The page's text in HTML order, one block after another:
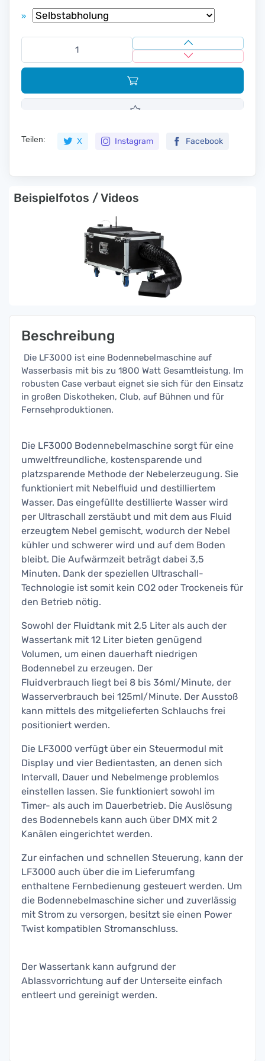
»
Teilen: X Instagram Facebook
Beispielfotos / Videos
Beschreibung
Die LF3000 ist eine Bodennebelmaschine auf
Wasserbasis mit bis zu 1800 Watt Gesamtleistung. Im
robusten Case verbaut eignet sie sich für den Einsatz
in großen Diskotheken, Club, auf Bühnen und für
Fernsehproduktionen.
Die LF3000 Bodennebelmaschine sorgt für eine
umweltfreundliche, kostensparende und
platzsparende Methode der Nebelerzeugung. Sie
funktioniert mit Nebelfluid und destilliertem
Wasser. Das eingefüllte destillierte Wasser wird
per Ultraschall zerstäubt und mit dem aus Fluid
erzeugtem Nebel gemischt, wodurch der Nebel
kühler und schwerer wird und auf dem Boden
bleibt. Die Aufwärmzeit beträgt dabei 3,5
Minuten. Dank der speziellen Ultraschall-
Technologie ist somit kein CO2 oder Trockeneis für
den Betrieb nötig.
Sowohl der Fluidtank mit 2,5 Liter als auch der
Wassertank mit 12 Liter bieten genügend
Volumen, um einen dauerhaft niedrigen
Bodennebel zu erzeugen. Der
Fluidverbrauch liegt bei 8 bis 36ml/Minute, der
Wasserverbrauch bei 125ml/Minute. Der Ausstoß
kann mittels des mitgelieferten Schlauchs frei
positioniert werden.
Die LF3000 verfügt über ein Steuermodul mit
Display und vier Bedientasten, an denen sich
Intervall, Dauer und Nebelmenge problemlos
einstellen lassen. Sie funktioniert sowohl im
Timer- als auch im Dauerbetrieb. Die Auslösung
des Bodennebels kann auch über DMX mit 2
Kanälen eingerichtet werden.
Zur einfachen und schnellen Steuerung, kann der
LF3000 auch über die im Lieferumfang
enthaltene Fernbedienung gesteuert werden. Um
die Bodennebelmaschine sicher und zuverlässig
mit Strom zu versorgen, besitzt sie einen Power
Twist kompatiblen Stromanschluss.
Der Wassertank kann aufgrund der
Ablassvorrichtung auf der Unterseite einfach
entleert und gereinigt werden.